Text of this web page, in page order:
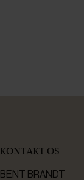
KONTAKT OS
BENT BRANDT